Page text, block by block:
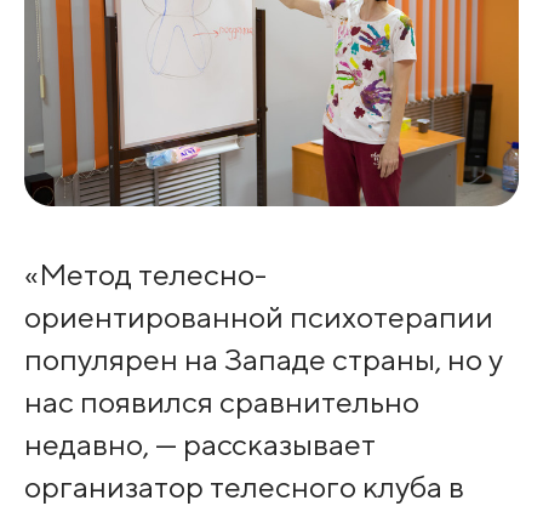
«Метод телесно-
ориентированной психотерапии
популярен на Западе страны, но у
нас появился сравнительно
недавно, — рассказывает
организатор телесного клуба в